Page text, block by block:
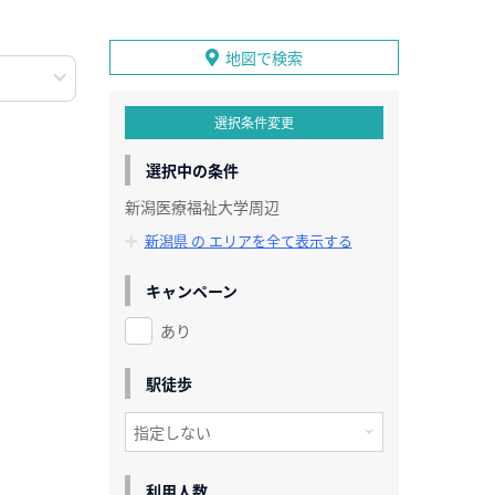
地図で検索
選択条件変更
選択中の条件
新潟医療福祉大学周辺
新潟県 の エリアを全て表示する
キャンペーン
あり
駅徒歩
利用人数